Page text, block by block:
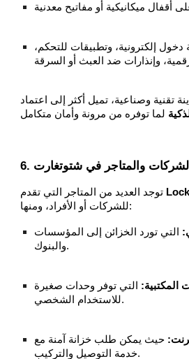
دخول إلكترونية، وتطبيقات للتحكم،
تقنية وصناعية، تميل أكثر إلى اعتماد
الشركات والمتاجر في شتوتغارت
للشركات أو الأفراد، ومنها:
التي تورد الخزائن إلى المؤسسات
والبنوك.
المكتبية: التي توفر وحدات صغيرة
للاستخدام الشخصي.
حيث يمكن طلب خزانة آمنة مع
خدمة التوصيل والتركيب.